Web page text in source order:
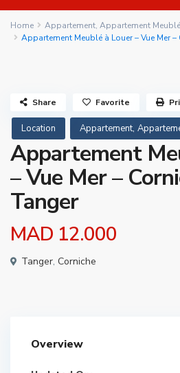
Home Appartement, Appartement Meublé
Appartement Meublé à Louer – Vue Mer –
Location Appartement,
Appartement
– Vue Mer –
Tanger
MAD 12.000
Tanger, Corniche
Share Favorite
Overview